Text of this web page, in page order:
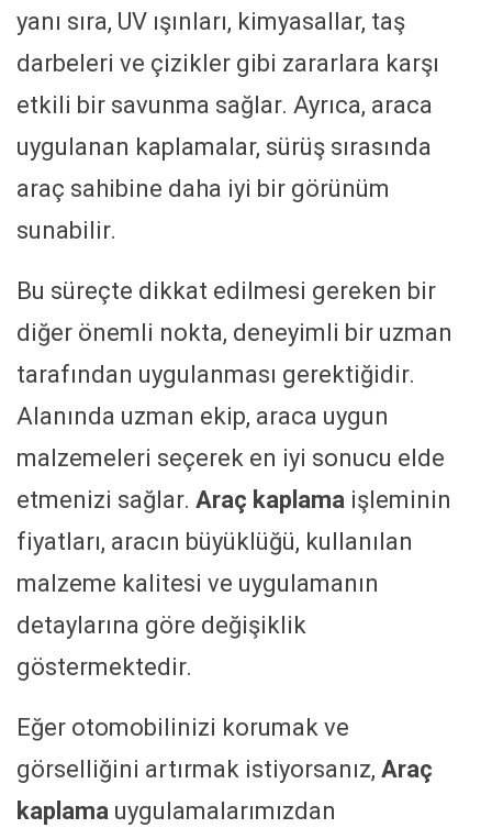
yanı sıra, UV ışınları, kimyasallar, taş
darbeleri ve çizikler gibi zararlara karşı
etkili bir savunma sağlar. Ayrıca, araca
uygulanan kaplamalar, sürüş sırasında
araç sahibine daha iyi bir görünüm
sunabilir.
Bu süreçte dikkat edilmesi gereken bir
diğer önemli nokta, deneyimli bir uzman
tarafından uygulanması gerektiğidir.
Alanında uzman ekip, araca uygun
malzemeleri seçerek en iyi sonucu elde
etmenizi sağlar. Araç kaplama işleminin
fiyatları, aracın büyüklüğü, kullanılan
malzeme kalitesi ve uygulamanın
detaylarına göre değişiklik
göstermektedir.
Eğer otomobilinizi korumak ve
görselliğini artırmak istiyorsanız, Araç
kaplama uygulamalarımızdan